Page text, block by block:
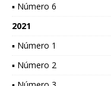
▪ Número 6
2021
▪ Número 1
▪ Número 2